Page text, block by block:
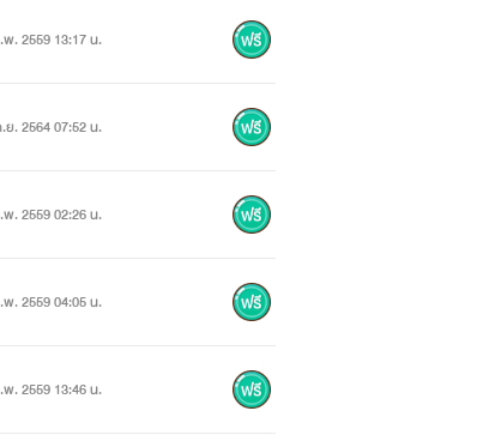
ระกอบให้คนอ่านจินตนาการตาม
พ. 2559 13:17 น.
ย. 2564 07:52 น.
พ. 2559 02:26 น.
พ. 2559 04:05 น.
พ. 2559 13:46 น.